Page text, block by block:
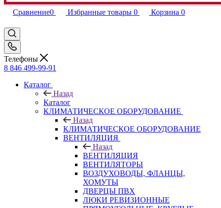
Сравнение0 Избранные товары 0 Корзина 0
Телефоны
8 846 499-99-91
Каталог
Назад
Каталог
КЛИМАТИЧЕСКОЕ ОБОРУДОВАНИЕ
Назад
КЛИМАТИЧЕСКОЕ ОБОРУДОВАНИЕ
ВЕНТИЛЯЦИЯ
Назад
ВЕНТИЛЯЦИЯ
ВЕНТИЛЯТОРЫ
ВОЗДУХОВОДЫ, ФЛАНЦЫ,
ХОМУТЫ
ДВЕРЦЫ ПВХ
ЛЮКИ РЕВИЗИОННЫЕ